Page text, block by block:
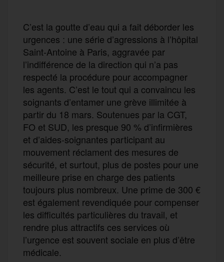
C’est la goutte d’eau qui a fait déborder les
urgences : une série d’agressions à l’hôpital
Saint-Antoine à Paris, aggravée par
l’indifférence de la direction qui n’a pas
respecté la procédure pour accompagner
les agents. C’est le tout qui a convaincu les
soignants d’entamer une grève illimitée à
partir du 18 mars. Soutenues par la CGT,
FO et SUD, les presque 90 % d’infirmières
et d’aides-soignantes participant au
mouvement réclament des mesures de
sécurité, et surtout, plus de postes pour une
meilleure prise en charge des patients
toujours plus nombreux. Une prime de 300 €
est également revendiquée pour compenser
les difficultés particulières du travail, et
rendre plus attractifs ces services où
l’urgence est souvent sociale en plus d’être
médicale.